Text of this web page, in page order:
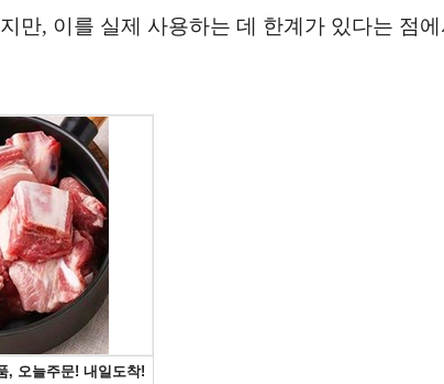
만, 이를 실제 사용하는 데 한계가 있다는 점